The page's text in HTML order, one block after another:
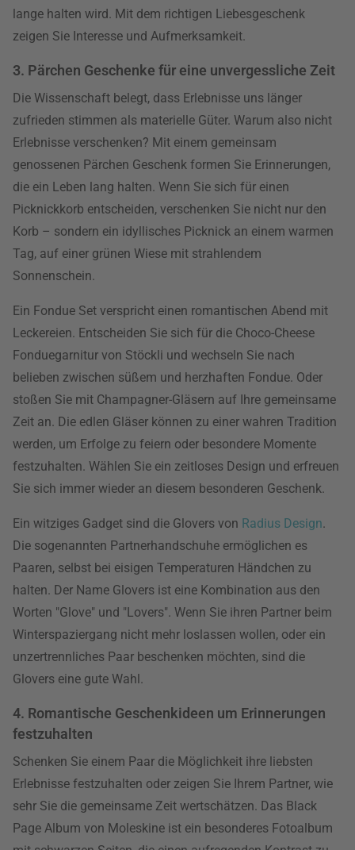
lange halten wird. Mit dem richtigen Liebesgeschenk
zeigen Sie Interesse und Aufmerksamkeit.
3. Pärchen Geschenke für eine unvergessliche Zeit
Die Wissenschaft belegt, dass Erlebnisse uns länger
zufrieden stimmen als materielle Güter. Warum also nicht
Erlebnisse verschenken? Mit einem gemeinsam
genossenen Pärchen Geschenk formen Sie Erinnerungen,
die ein Leben lang halten. Wenn Sie sich für einen
Picknickkorb entscheiden, verschenken Sie nicht nur den
Korb – sondern ein idyllisches Picknick an einem warmen
Tag, auf einer grünen Wiese mit strahlendem
Sonnenschein.
Ein Fondue Set verspricht einen romantischen Abend mit
Leckereien. Entscheiden Sie sich für die Choco-Cheese
Fonduegarnitur von Stöckli und wechseln Sie nach
belieben zwischen süßem und herzhaften Fondue. Oder
stoßen Sie mit Champagner-Gläsern auf Ihre gemeinsame
Zeit an. Die edlen Gläser können zu einer wahren Tradition
werden, um Erfolge zu feiern oder besondere Momente
festzuhalten. Wählen Sie ein zeitloses Design und erfreuen
Sie sich immer wieder an diesem besonderen Geschenk.
Ein witziges Gadget sind die Glovers von Radius Design.
Die sogenannten Partnerhandschuhe ermöglichen es
Paaren, selbst bei eisigen Temperaturen Händchen zu
halten. Der Name Glovers ist eine Kombination aus den
Worten "Glove" und "Lovers". Wenn Sie ihren Partner beim
Winterspaziergang nicht mehr loslassen wollen, oder ein
unzertrennliches Paar beschenken möchten, sind die
Glovers eine gute Wahl.
4. Romantische Geschenkideen um Erinnerungen
festzuhalten
Schenken Sie einem Paar die Möglichkeit ihre liebsten
Erlebnisse festzuhalten oder zeigen Sie Ihrem Partner, wie
sehr Sie die gemeinsame Zeit wertschätzen. Das Black
Page Album von Moleskine ist ein besonderes Fotoalbum